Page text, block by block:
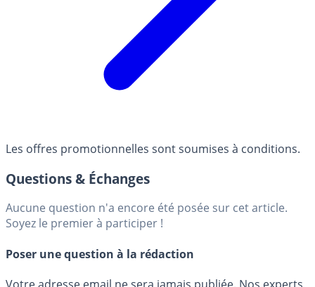
Les offres promotionnelles sont soumises à conditions.
Questions & Échanges
Aucune question n'a encore été posée sur cet article.
Soyez le premier à participer !
Poser une question à la rédaction